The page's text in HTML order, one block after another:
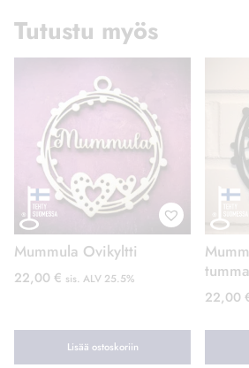
Tutustu myös
Mummula Ovikyltti
22,00 € sis. ALV 25.5%
Lisää ostoskoriin
tumma
22,00